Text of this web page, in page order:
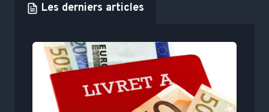
Les derniers articles